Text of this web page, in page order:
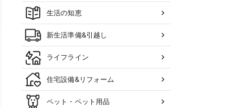
生活の知恵
新生活準備&引越し
ライフライン
住宅設備&リフォーム
ペット・ペット用品